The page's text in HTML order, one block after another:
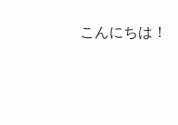
こんにちは！